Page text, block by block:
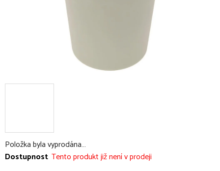
Položka byla vyprodána…
Dostupnost Tento produkt již není v prodeji